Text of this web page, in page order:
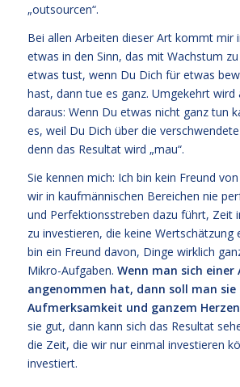
„outsourcen“.
Bei allen Arbeiten dieser Art kommt mir
etwas in den Sinn, das mit Wachstum
etwas tust, wenn Du Dich für etwas
hast, dann tue es ganz. Umgekehrt wird
daraus: Wenn Du etwas nicht ganz tun
es, weil Du Dich über die
denn das Resultat wird „mau“.
Sie kennen mich: Ich bin kein Freund
wir in kaufmännischen Bereichen nie
und Perfektionsstreben dazu führt, Zeit
zu investieren, die keine Wertschätzung
bin ein Freund davon, Dinge wirklich
Mikro-Aufgaben. Wenn man sich einer
angenommen hat, dann soll man
Aufmerksamkeit und ganzem
sie gut, dann kann sich das Resultat
die Zeit, die wir nur einmal investieren
investiert.